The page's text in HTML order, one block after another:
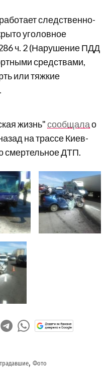
следственно-
уголовное
ч. 2 (Нарушение ПДД
средствами,
или тяжкие
жизнь"сообщалао
на трассе Киев-
смертельное ДТП.
,Фото